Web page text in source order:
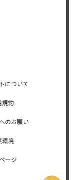
について
規約
のお願い
環境
ージ